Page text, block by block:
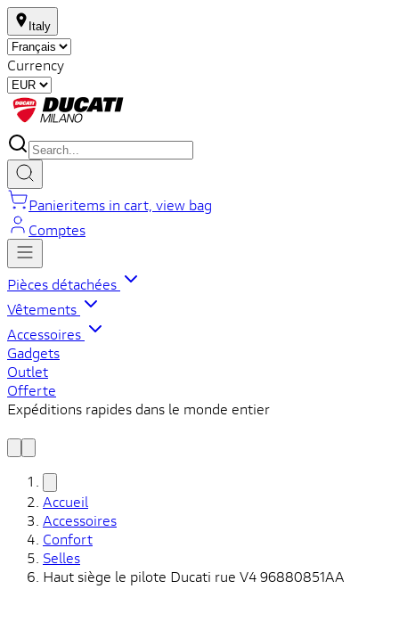
Italy
Currency
Panieritems in cart, view bag
Comptes
Pièces détachées
Vêtements
Accessoires
Gadgets
Outlet
Offerte
Expéditions rapides dans le monde entier
Accueil
Accessoires
Confort
Selles
Haut siège le pilote Ducati rue V4 96880851AA